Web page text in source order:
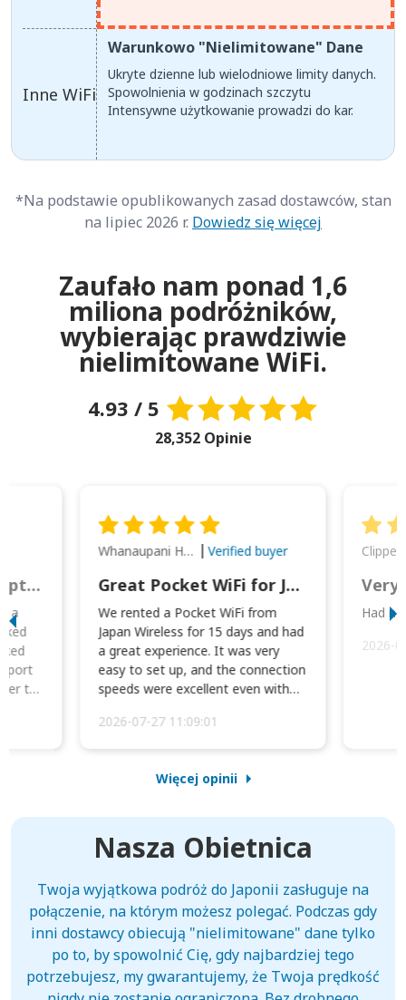
Inne WiFi
Warunkowo "Nielimitowane" Dane
Ukryte dzienne lub wielodniowe limity danych.
Spowolnienia w godzinach szczytu
Intensywne użytkowanie prowadzi do kar.
*Na podstawie opublikowanych zasad dostawców, stan
na lipiec 2026 r. Dowiedz się więcej
Zaufało nam ponad 1,6
miliona podróżników,
wybierając prawdziwie
nielimitowane WiFi.
4.93 / 5
28,352 Opinie
This was wonderful option to a family of four. Everything worked smoothly.
a
to
Whanaupani Henry Joseph Macown Verified buyer
Great Pocket WiFi for Japan Travel
We rented a Pocket WiFi from
Japan Wireless for 15 days and had
a great experience. It was very
easy to set up, and the connection
speeds were excellent even with
2026-07-27 11:09:01
Very
Had
2026-
Więcej opinii
Nasza Obietnica
Twoja wyjątkowa podróż do Japonii zasługuje na
połączenie, na którym możesz polegać. Podczas gdy
inni dostawcy obiecują "nielimitowane" dane tylko
po to, by spowolnić Cię, gdy najbardziej tego
potrzebujesz, my gwarantujemy, że Twoja prędkość